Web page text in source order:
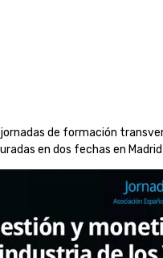
jornadas de formación
en dos fechas en